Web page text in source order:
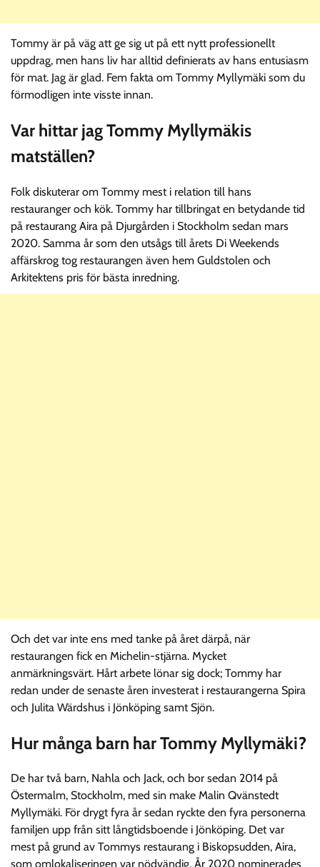
Tommy är på väg att ge sig ut på ett nytt professionellt
uppdrag, men hans liv har alltid definierats av hans entusiasm
för mat. Jag är glad. Fem fakta om Tommy Myllymäki som du
förmodligen inte visste innan.
Var hittar jag Tommy Myllymäkis
matställen?
Folk diskuterar om Tommy mest i relation till hans
restauranger och kök. Tommy har tillbringat en betydande tid
på restaurang Aira på Djurgården i Stockholm sedan mars
2020. Samma år som den utsågs till årets Di Weekends
affärskrog tog restaurangen även hem Guldstolen och
Arkitektens pris för bästa inredning.
Och det var inte ens med tanke på året därpå, när
restaurangen fick en Michelin-stjärna. Mycket
anmärkningsvärt. Hårt arbete lönar sig dock; Tommy har
redan under de senaste åren investerat i restaurangerna Spira
och Julita Wärdshus i Jönköping samt Sjön.
Hur många barn har Tommy Myllymäki?
De har två barn, Nahla och Jack, och bor sedan 2014 på
Östermalm, Stockholm, med sin make Malin Qvänstedt
Myllymäki. För drygt fyra år sedan ryckte den fyra personerna
familjen upp från sitt långtidsboende i Jönköping. Det var
mest på grund av Tommys restaurang i Biskopsudden, Aira,
som omlokaliseringen var nödvändig. År 2020 nominerades